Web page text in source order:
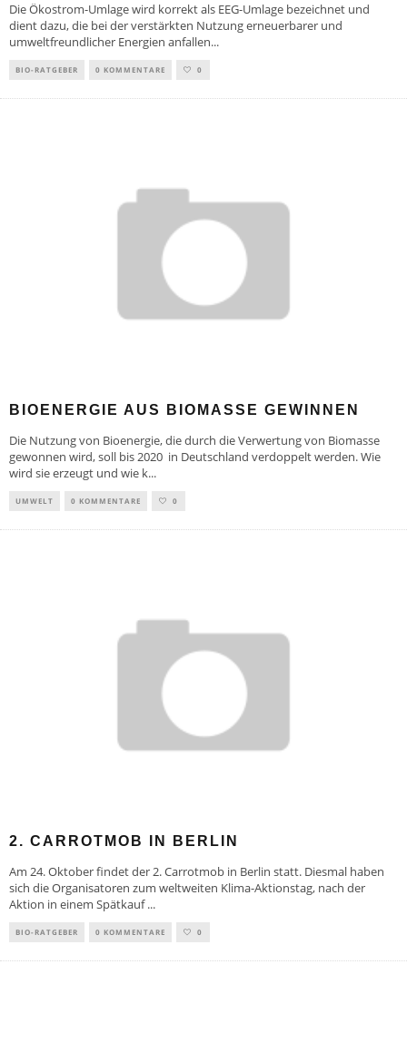
Die Ökostrom-Umlage wird korrekt als EEG-Umlage bezeichnet und
dient dazu, die bei der verstärkten Nutzung erneuerbarer und
umweltfreundlicher Energien anfallen...
BIO-RATGEBER 0 KOMMENTARE 0
BIOENERGIE AUS BIOMASSE GEWINNEN
Die Nutzung von Bioenergie, die durch die Verwertung von Biomasse
gewonnen wird, soll bis 2020 in Deutschland verdoppelt werden. Wie
wird sie erzeugt und wie k...
UMWELT 0 KOMMENTARE 0
2. CARROTMOB IN BERLIN
Am 24. Oktober findet der 2. Carrotmob in Berlin statt. Diesmal haben
sich die Organisatoren zum weltweiten Klima-Aktionstag, nach der
Aktion in einem Spätkauf...
BIO-RATGEBER 0 KOMMENTARE 0